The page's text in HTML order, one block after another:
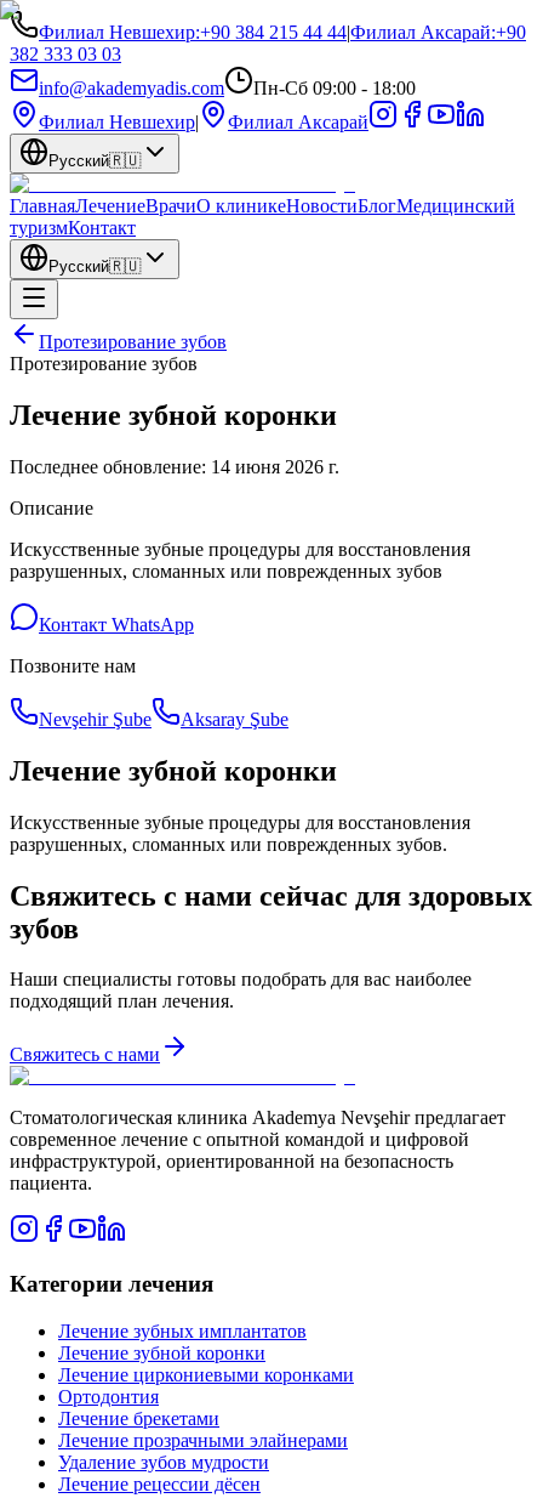
Филиал Невшехир:+90 384 215 44 44|Филиал Аксарай:+90
382 333 03 03
info@akademyadis.com
Пн-Сб 09:00 - 18:00
Филиал Невшехир| Филиал Аксарай
Русский🇷🇺
ГлавнаяЛечениеВрачиО клиникеНовостиБлогМедицинский
туризмКонтакт
Русский🇷🇺
Протезирование зубов
Протезирование зубов
Лечение зубной коронки
Последнее обновление: 14 июня 2026 г.
Описание
Искусственные зубные процедуры для восстановления
разрушенных, сломанных или поврежденных зубов
Контакт WhatsApp
Позвоните нам
Nevşehir Şube Aksaray Şube
Лечение зубной коронки
Искусственные зубные процедуры для восстановления
разрушенных, сломанных или поврежденных зубов.
Свяжитесь с нами сейчас для здоровых
зубов
Наши специалисты готовы подобрать для вас наиболее
подходящий план лечения.
Свяжитесь с нами
Стоматологическая клиника Akademya Nevşehir предлагает
современное лечение с опытной командой и цифровой
инфраструктурой, ориентированной на безопасность
пациента.
Категории лечения
Лечение зубных имплантатов
Лечение зубной коронки
Лечение циркониевыми коронками
Ортодонтия
Лечение брекетами
Лечение прозрачными элайнерами
Удаление зубов мудрости
Лечение рецессии дёсен